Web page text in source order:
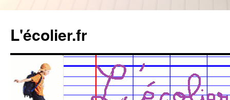
contenu
L'écolier.fr